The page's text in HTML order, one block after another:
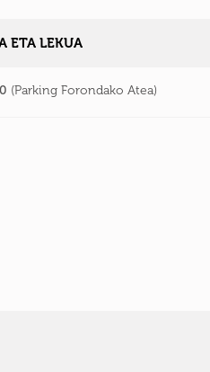
ETA LEKUA
(Parking Forondako Atea)